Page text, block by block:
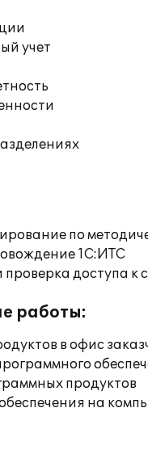
учет
по
1С:ИТС
доступа к
работы:
в офис
продуктов
на